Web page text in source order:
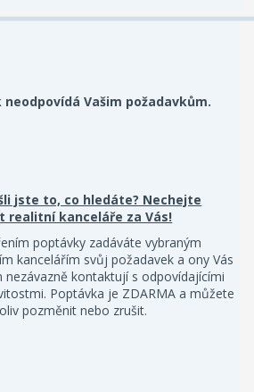
neodpovídá Vašim požadavkům.
jste to, co hledáte? Nechejte
realitní kanceláře za Vás!
poptávky zadáváte vybraným
kancelářím svůj požadavek a ony Vás
nezávazně kontaktují s odpovídajícími
Poptávka je ZDARMA a můžete
pozměnit nebo zrušit.